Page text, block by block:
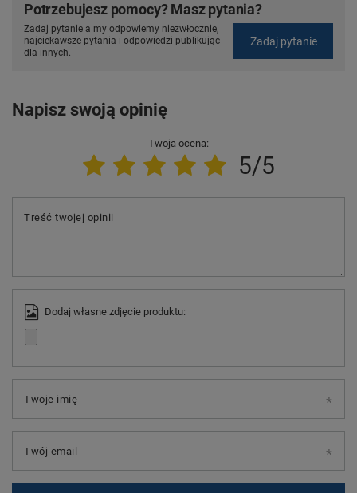
Potrzebujesz pomocy? Masz pytania?
Zadaj pytanie a my odpowiemy niezwłocznie,
najciekawsze pytania i odpowiedzi publikując
dla innych.
Zadaj pytanie
Napisz swoją opinię
Twoja ocena:
5/5
Treść twojej opinii
Dodaj własne zdjęcie produktu:
Twoje imię
Twój email